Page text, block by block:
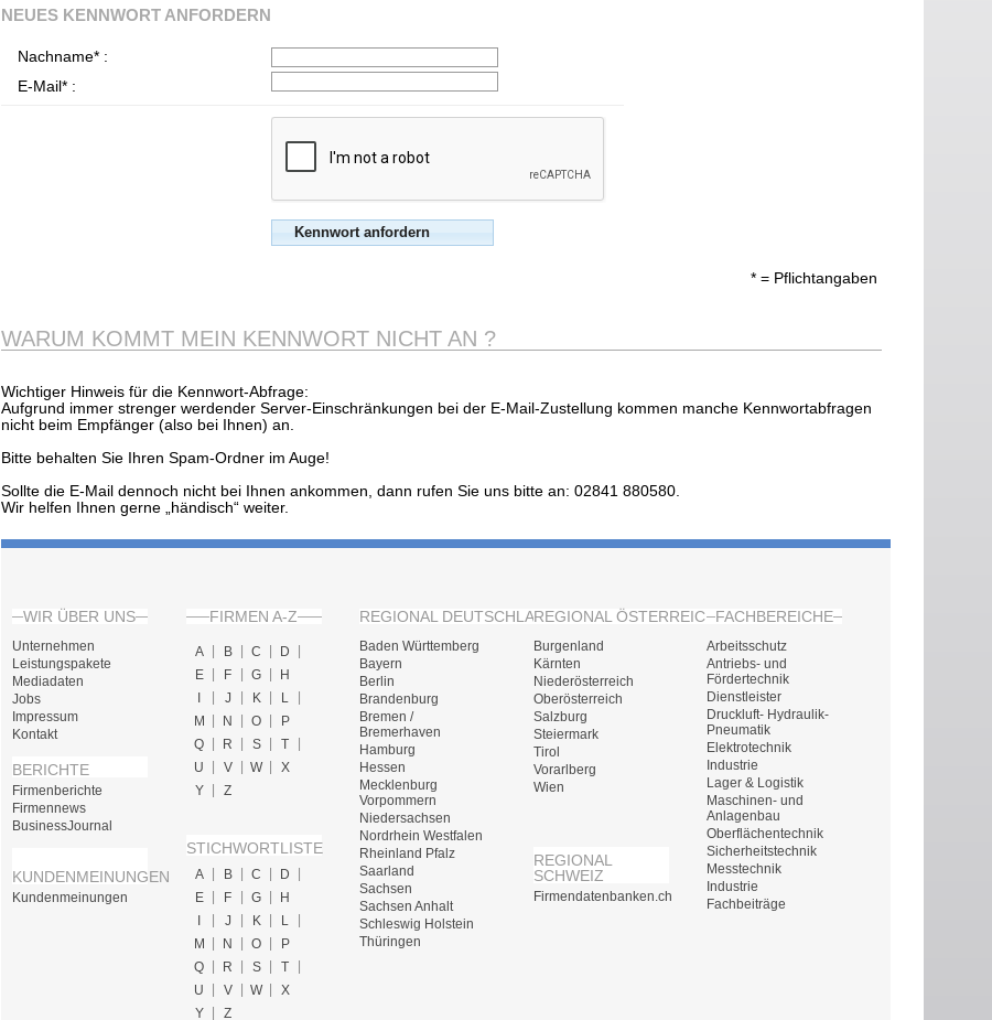
NEUES KENNWORT ANFORDERN
Nachname* :
E-Mail* :
* = Pflichtangaben
WARUM KOMMT MEIN KENNWORT NICHT AN ?
Wichtiger Hinweis für die Kennwort-Abfrage:
Aufgrund immer strenger werdender Server-Einschränkungen bei der E-Mail-Zustellung kommen manche Kennwortabfragen
nicht beim Empfänger (also bei Ihnen) an.
Bitte behalten Sie Ihren Spam-Ordner im Auge!
Sollte die E-Mail dennoch nicht bei Ihnen ankommen, dann rufen Sie uns bitte an: 02841 880580.
Wir helfen Ihnen gerne „händisch“ weiter.
WIR ÜBER UNS
Unternehmen
Leistungspakete
Mediadaten
Jobs
Impressum
Kontakt
BERICHTE
Firmenberichte
Firmennews
BusinessJournal
KUNDENMEINUNGEN
Kundenmeinungen
FIRMEN A-Z
A B C
D
E
F G
H
I
J K
L
M
N O
P
Q
R S
T
U
V W
X
Y
Z
STICHWORTLISTE
A B C
D
E
F G
H
I
J K
L
M
N O
P
Q
R S
T
U
V W
X
Y
Z
REGIONAL DEUTSCHLAND
Baden Württemberg
Bayern
Berlin
Brandenburg
Bremen /
Bremerhaven
Hamburg
Hessen
Mecklenburg
Vorpommern
Niedersachsen
Nordrhein Westfalen
Rheinland Pfalz
Saarland
Sachsen
Sachsen Anhalt
Schleswig Holstein
Thüringen
REGIONAL ÖSTERREICH
Burgenland
Kärnten
Niederösterreich
Oberösterreich
Salzburg
Steiermark
Tirol
Vorarlberg
Wien
REGIONAL
SCHWEIZ
Firmendatenbanken.ch
FACHBEREICHE
Arbeitsschutz
Antriebs- und
Fördertechnik
Dienstleister
Druckluft- Hydraulik-
Pneumatik
Elektrotechnik
Industrie
Lager & Logistik
Maschinen- und
Anlagenbau
Oberflächentechnik
Sicherheitstechnik
Messtechnik
Industrie
Fachbeiträge